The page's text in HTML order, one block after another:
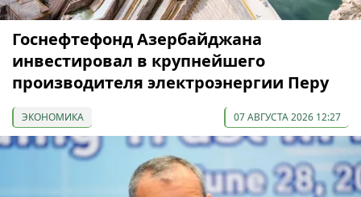
Госнефтефонд Азербайджана
инвестировал в крупнейшего
производителя электроэнергии Перу
ЭКОНОМИКА 07 АВГУСТА 2026 12:27